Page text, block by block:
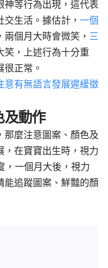
神等行為出現，這代表
生活。據估計， 一個
個月大時會微笑， 三
笑，上述行為十分重
正常。
意有無語言發展遲緩徵
及動作
那麼注意圖案、顏色及
，在寶寶出生時，視力
，一個月大後，視力
能追蹤圖案、鮮豔的顏